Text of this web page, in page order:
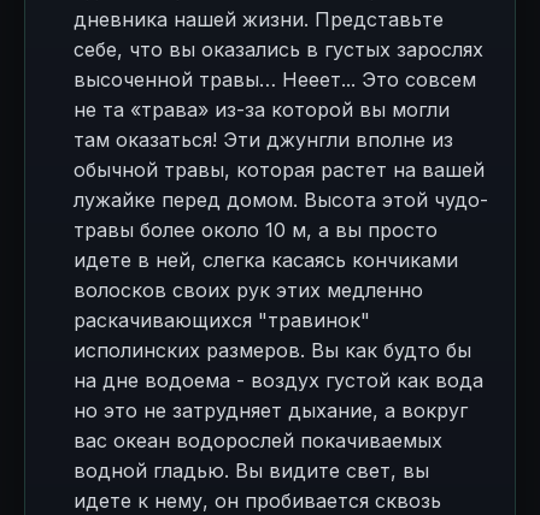
дневника нашей жизни. Представьте
себе, что вы оказались в густых зарослях
высоченной травы… Нееет... Это совсем
не та «трава» из-за которой вы могли
там оказаться! Эти джунгли вполне из
обычной травы, которая растет на вашей
лужайке перед домом. Высота этой чудо-
травы более около 10 м, а вы просто
идете в ней, слегка касаясь кончиками
волосков своих рук этих медленно
раскачивающихся "травинок"
исполинских размеров. Вы как будто бы
на дне водоема - воздух густой как вода
но это не затрудняет дыхание, а вокруг
вас океан водорослей покачиваемых
водной гладью. Вы видите свет, вы
идете к нему, он пробивается сквозь